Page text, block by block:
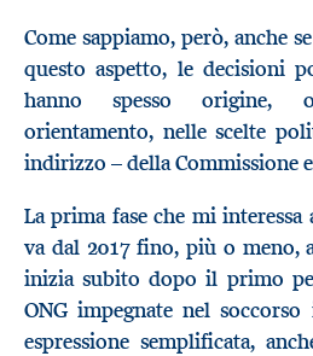
Come sappiamo, però, anche
questo aspetto, le decisioni
hanno spesso origine,
orientamento, nelle scelte
indirizzo – della Commissione
La prima fase che mi interessa
va dal 2017 fino, più o meno,
inizia subito dopo il primo
ONG impegnate nel
espressione semplificata,